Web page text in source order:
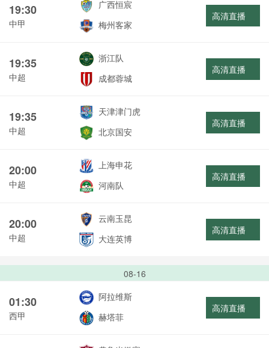
19:30
中甲
广西恒宸
梅州客家
高清直播
19:35
中超
浙江队
成都蓉城
高清直播
19:35
中超
天津津门虎
北京国安
高清直播
20:00
中超
上海申花
河南队
高清直播
20:00
中超
云南玉昆
大连英博
高清直播
08-16
01:30
西甲
阿拉维斯
赫塔菲
高清直播